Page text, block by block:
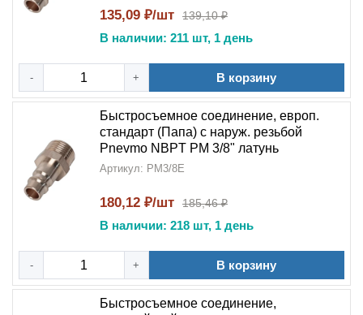
135,09 ₽/шт 139,10 ₽
В наличии: 211 шт, 1 день
- + В корзину
Быстросъемное соединение, европ.
стандарт (Папа) с наруж. резьбой
Pnevmo NBPT PM 3/8" латунь
Артикул: PM3/8E
180,12 ₽/шт 185,46 ₽
В наличии: 218 шт, 1 день
- + В корзину
Быстросъемное соединение,